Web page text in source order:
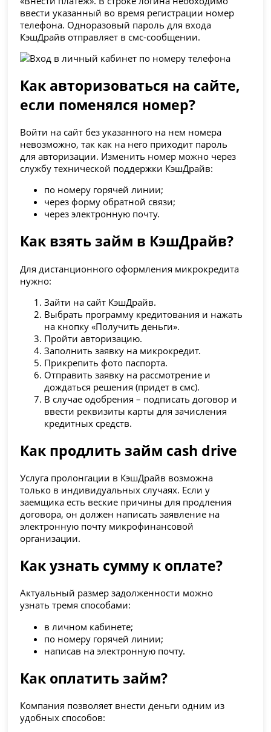
ввести указанный во время регистрации номер
телефона. Одноразовый пароль для входа
КэшДрайв отправляет в смс-сообщении.
Как авторизоваться на сайте,
если поменялся номер?
Войти на сайт без указанного на нем номера
невозможно, так как на него приходит пароль
для авторизации. Изменить номер можно через
службу технической поддержки КэшДрайв:
по номеру горячей линии;
через форму обратной связи;
через электронную почту.
Как взять займ в КэшДрайв?
Для дистанционного оформления микрокредита
нужно:
Зайти на сайт КэшДрайв.
Выбрать программу кредитования и нажать
на кнопку «Получить деньги».
Пройти авторизацию.
Заполнить заявку на микрокредит.
Прикрепить фото паспорта.
Отправить заявку на рассмотрение и
дождаться решения (придет в смс).
В случае одобрения – подписать договор и
ввести реквизиты карты для зачисления
кредитных средств.
Как продлить займ cash drive
Услуга пролонгации в КэшДрайв возможна
только в индивидуальных случаях. Если у
заемщика есть веские причины для продления
договора, он должен написать заявление на
электронную почту микрофинансовой
организации.
Как узнать сумму к оплате?
Актуальный размер задолженности можно
узнать тремя способами:
в личном кабинете;
по номеру горячей линии;
написав на электронную почту.
Как оплатить займ?
Компания позволяет внести деньги одним из
удобных способов: